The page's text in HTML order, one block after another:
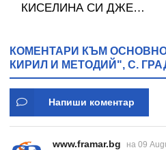
КИСЕЛИНА СИ ДЖЕЛИ
КОМЕНТАРИ КЪМ
КИРИЛ И МЕТОДИЙ", С.
Напиши коментар
www.framar.bg на 09